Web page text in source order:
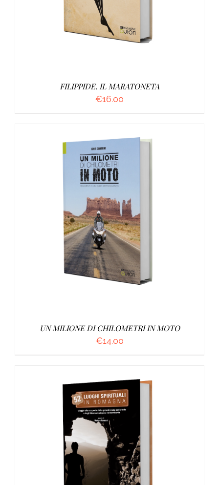
FILIPPIDE. IL MARATONETA
€16.00
AGGIUNGI AL CARRELLO /
UN MILIONE DI CHILOMETRI IN MOTO
€14.00
AGGIUNGI AL CARRELLO /